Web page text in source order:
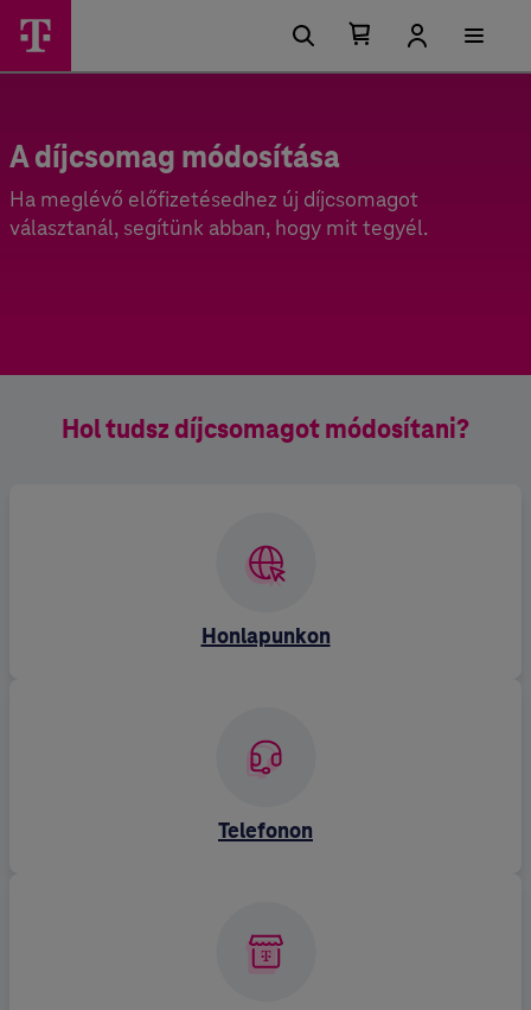
A díjcsomag módosítása
Ha meglévő előfizetésedhez új díjcsomagot
választanál, segítünk abban, hogy mit tegyél.
Hol tudsz díjcsomagot módosítani?
Honlapunkon
Telefonon